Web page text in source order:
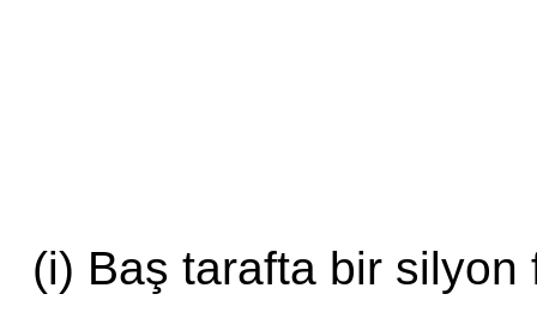
(i) Baş tarafta bir silyon